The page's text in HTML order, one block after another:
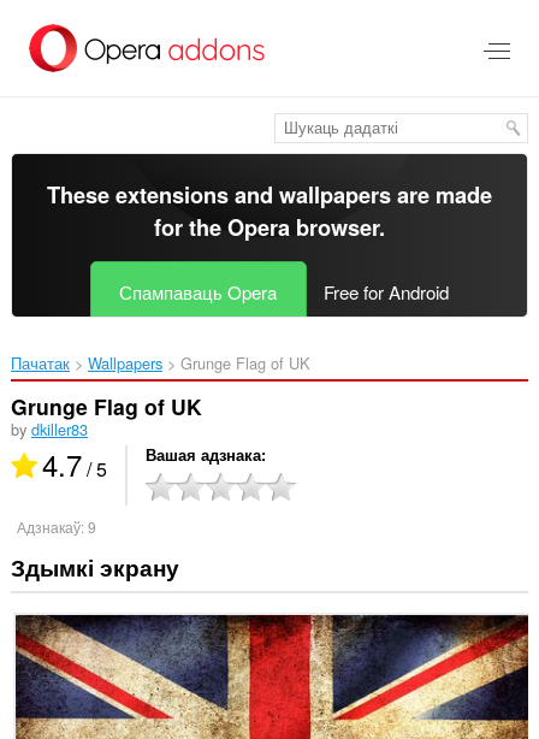
асноўнага
These extensions and wallpapers are made
for theOpera browser.
Спампаваць Opera Free for Android
Пачатак Wallpapers Grunge Flag of UK‎
Grunge Flag of UK
by dkiller83
4.7/ 5 Вашая адзнака
Адзнакаў:9
Здымкі экрану